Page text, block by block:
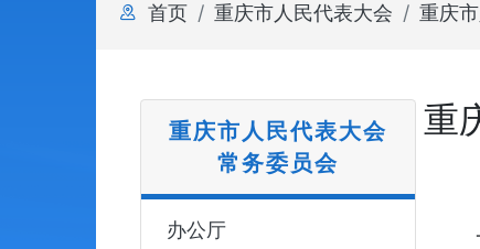
首页 重庆市人民代表大会 重庆
重庆市人民代表大会
常务委员会
办公厅
重